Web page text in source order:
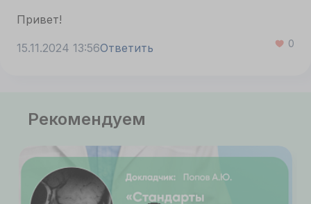
Привет!
15.11.2024 13:56Ответить 0
Рекомендуем